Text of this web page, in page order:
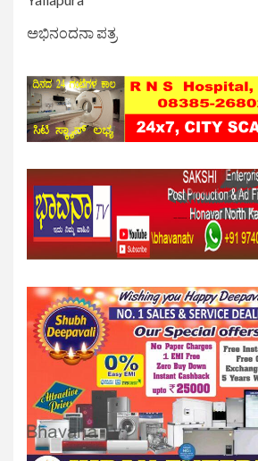
ಅಭಿನಂದನಾ ಪತ್ರ